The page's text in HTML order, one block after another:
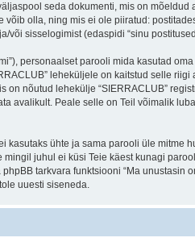
seda dokumenti, mis on
olla, ning mis ei ole piiratud:
või sisselogimist (edaspidi “sinu
personaalset parooli mida kasutad
leheküljele on kaitstud selle
nõutud lehekülje “SIERRACLUB”
Peale selle on Teil võimalik
ühte ja sama parooli üle mitme
juhul ei küsi Teie käest kunagi
tarkvara funktsiooni “Ma unustasin
uuesti siseneda.